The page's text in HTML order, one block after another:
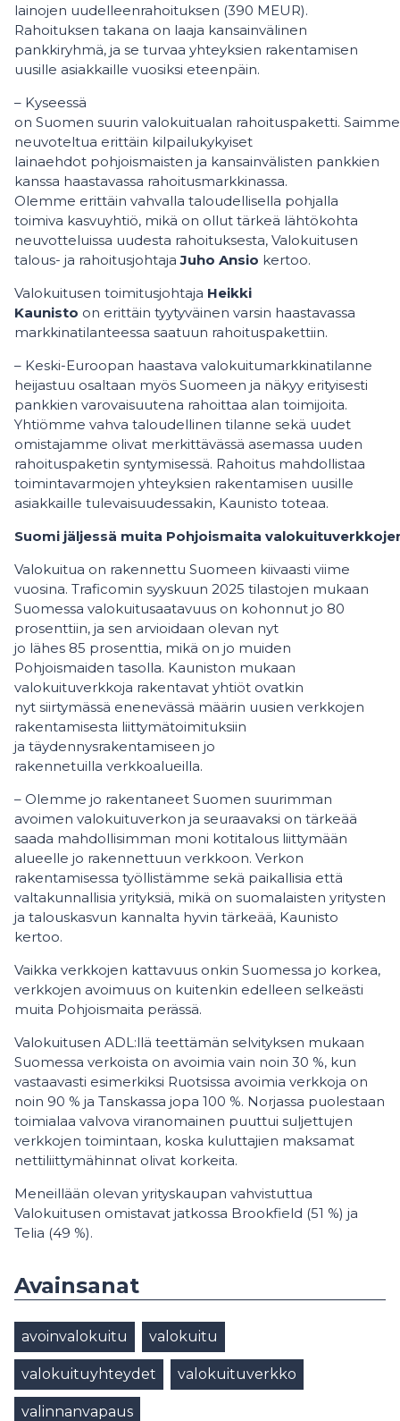
lainojen uudelleenrahoituksen (390 MEUR).
Rahoituksen takana on laaja kansainvälinen
pankkiryhmä, ja se turvaa yhteyksien rakentamisen
uusille asiakkaille vuosiksi eteenpäin.
– Kyseessä
on Suomen suurin valokuitualan rahoituspaketti. Saimme
neuvoteltua erittäin kilpailukykyiset
lainaehdot pohjoismaisten ja kansainvälisten pankkien
kanssa haastavassa rahoitusmarkkinassa.
Olemme erittäin vahvalla taloudellisella pohjalla
toimiva kasvuyhtiö, mikä on ollut tärkeä lähtökohta
neuvotteluissa uudesta rahoituksesta, Valokuitusen
talous- ja rahoitusjohtajaJuho Ansio kertoo.
Valokuitusen toimitusjohtaja Heikki
Kaunisto on erittäin tyytyväinen varsin haastavassa
markkinatilanteessa saatuun rahoituspakettiin.
– Keski-Euroopan haastava valokuitumarkkinatilanne
heijastuu osaltaan myös Suomeen ja näkyy erityisesti
pankkien varovaisuutena rahoittaa alan toimijoita.
Yhtiömme vahva taloudellinen tilanne sekä uudet
omistajamme olivat merkittävässä asemassa uuden
rahoituspaketin syntymisessä. Rahoitus mahdollistaa
toimintavarmojen yhteyksien rakentamisen uusille
asiakkaille tulevaisuudessakin, Kaunisto toteaa.
Suomi jäljessä muita Pohjoismaita
Valokuitua on rakennettu Suomeen kiivaasti viime
vuosina. Traficomin syyskuun 2025 tilastojen mukaan
Suomessa valokuitusaatavuus on kohonnut jo 80
prosenttiin, ja sen arvioidaan olevan nyt
jo lähes 85 prosenttia, mikä on jo muiden
Pohjoismaiden tasolla. Kauniston mukaan
valokuituverkkoja rakentavat yhtiöt ovatkin
nyt siirtymässä enenevässä määrin uusien verkkojen
rakentamisesta liittymätoimituksiin
ja täydennysrakentamiseen jo
rakennetuilla verkkoalueilla.
– Olemme jo rakentaneet Suomen suurimman
avoimen valokuituverkon ja seuraavaksi on tärkeää
saada mahdollisimman moni kotitalous liittymään
alueelle jo rakennettuun verkkoon. Verkon
rakentamisessa työllistämme sekä paikallisia että
valtakunnallisia yrityksiä, mikä on suomalaisten yritysten
ja talouskasvun kannalta hyvin tärkeää, Kaunisto
kertoo.
Vaikka verkkojen kattavuus onkin Suomessa jo korkea,
verkkojen avoimuus on kuitenkin edelleen selkeästi
muita Pohjoismaita perässä.
Valokuitusen ADL:llä teettämän selvityksen mukaan
Suomessa verkoista on avoimia vain noin 30 %, kun
vastaavasti esimerkiksi Ruotsissa avoimia verkkoja on
noin 90 % ja Tanskassa jopa 100 %. Norjassa puolestaan
toimialaa valvova viranomainen puuttui suljettujen
verkkojen toimintaan, koska kuluttajien maksamat
nettiliittymähinnat olivat korkeita.
Meneillään olevan yrityskaupan vahvistuttua
Valokuitusen omistavat jatkossa Brookfield (51 %) ja
Telia (49 %).
Avainsanat
avoinvalokuitu valokuitu
valokuituyhteydet valokuituverkko
valinnanvapaus